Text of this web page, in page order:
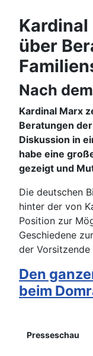
über
Nach
Kardinal Marx
Beratungen
Diskussion in
habe eine
gezeigt und
Die deutschen
hinter der von
Position zur
Geschiedene
der
Den
beim
Presseschau